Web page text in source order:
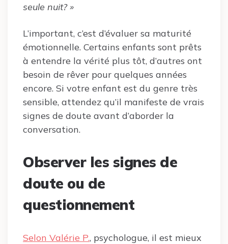
seule nuit? »
L’important, c’est d’évaluer sa maturité
émotionnelle. Certains enfants sont prêts
à entendre la vérité plus tôt, d’autres ont
besoin de rêver pour quelques années
encore. Si votre enfant est du genre très
sensible, attendez qu’il manifeste de vrais
signes de doute avant d’aborder la
conversation.
Observer les signes de
doute ou de
questionnement
Selon Valérie P., psychologue, il est mieux